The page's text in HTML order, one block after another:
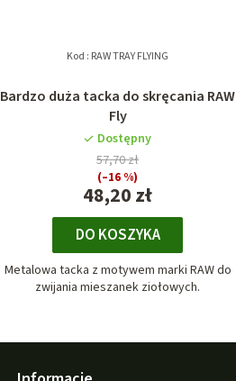
Bardzo duża tacka do skręcania RAW
Fly
Dostępny
48,20 zł
57,70 zł
(–16 %)
DO KOSZYKA
Metalowa tacka z motywem marki RAW do
zwijania mieszanek ziołowych.
Kod : RAW TRAY FLYING